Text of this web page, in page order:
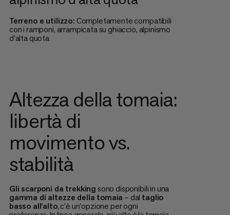
Terreno e utilizzo:Completamente compatibili
con i ramponi, arrampicata su ghiaccio, alpinismo
d'alta quota
Altezza della tomaia:
libertà di
movimento vs.
stabilità
Gli scarponi da trekkingsono disponibili in una
gamma di altezze della tomaia – dal taglio
basso all'alto, c'è un'opzione per ogni